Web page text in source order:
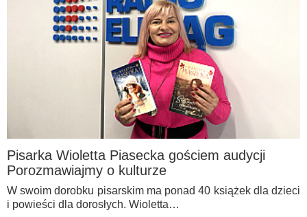
Pisarka Wioletta Piasecka gościem audycji
Porozmawiajmy o kulturze
W swoim dorobku pisarskim ma ponad 40 książek dla dzieci
i powieści dla dorosłych. Wioletta…